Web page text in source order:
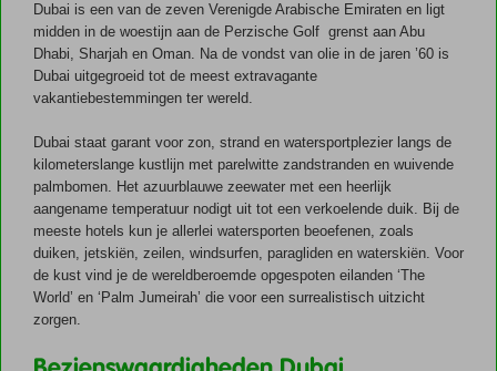
Zonuren per
8 8 9 10 11 12
Dagen regen 3 3 5 3
Actuele weersverwachting Dubai
Ga je binnenkort op vakantie naar Dubai? Check dan hieronder de
actuele weersverwachting.
Goed voorbereid naar Dubai
Hieronder vind je nog wat handige informatie om goed voorbereid op
vakantie te gaan!
Cultuur
in de Verenigde Arabische Emiraten, een land met een lange
Dubai is een van de zeven Verenigde Arabische Emiraten en ligt
midden in de woestijn aan de Perzische Golf grenst aan Abu
Dhabi, Sharjah en Oman. Na de vondst van olie in de jaren ’60 is
Dubai uitgegroeid tot de meest extravagante
vakantiebestemmingen ter wereld.
Dubai staat garant voor zon, strand en watersportplezier langs de
kilometerslange kustlijn met parelwitte zandstranden en wuivende
palmbomen. Het azuurblauwe zeewater met een heerlijk
aangename temperatuur nodigt uit tot een verkoelende duik. Bij de
meeste hotels kun je allerlei watersporten beoefenen, zoals
duiken, jetskiën, zeilen, windsurfen, paragliden en waterskiën. Voor
de kust vind je de wereldberoemde opgespoten eilanden ‘The
World’ en ‘Palm Jumeirah’ die voor een surrealistisch uitzicht
zorgen.